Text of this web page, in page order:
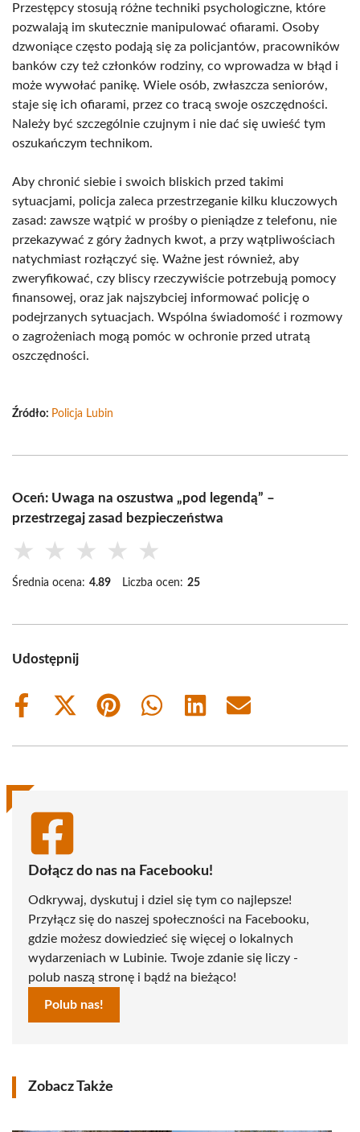
Przestępcy stosują różne techniki psychologiczne, które
pozwalają im skutecznie manipulować ofiarami. Osoby
dzwoniące często podają się za policjantów, pracowników
banków czy też członków rodziny, co wprowadza w błąd i
może wywołać panikę. Wiele osób, zwłaszcza seniorów,
staje się ich ofiarami, przez co tracą swoje oszczędności.
Należy być szczególnie czujnym i nie dać się uwieść tym
oszukańczym technikom.
Aby chronić siebie i swoich bliskich przed takimi
sytuacjami, policja zaleca przestrzeganie kilku kluczowych
zasad: zawsze wątpić w prośby o pieniądze z telefonu, nie
przekazywać z góry żadnych kwot, a przy wątpliwościach
natychmiast rozłączyć się. Ważne jest również, aby
zweryfikować, czy bliscy rzeczywiście potrzebują pomocy
finansowej, oraz jak najszybciej informować policję o
podejrzanych sytuacjach. Wspólna świadomość i rozmowy
o zagrożeniach mogą pomóc w ochronie przed utratą
oszczędności.
Źródło: Policja Lubin
Oceń: Uwaga na oszustwa „pod legendą” –
przestrzegaj zasad bezpieczeństwa
★ ★ ★ ★ ★
Średnia ocena: 4.89 Liczba ocen: 25
Udostępnij
Share
Share
(Twitter)
Share
Share
Share
Share
Dołącz do nas na Facebooku!
Odkrywaj, dyskutuj i dziel się tym co najlepsze!
Przyłącz się do naszej społeczności na Facebooku,
gdzie możesz dowiedzieć się więcej o lokalnych
wydarzeniach w Lubinie. Twoje zdanie się liczy -
polub naszą stronę i bądź na bieżąco!
Polub nas!
Zobacz Także